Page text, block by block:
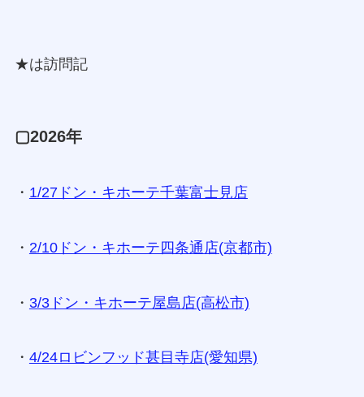
★は訪問記
▢2026年
・ 1/27ドン・キホーテ千葉富士見店
・ 2/10ドン・キホーテ四条通店(京都市)
・ 3/3ドン・キホーテ屋島店(高松市)
・ 4/24ロビンフッド甚目寺店(愛知県)